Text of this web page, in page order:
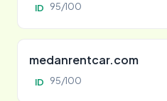
ID 95/100
medanrentcar.com
ID 95/100